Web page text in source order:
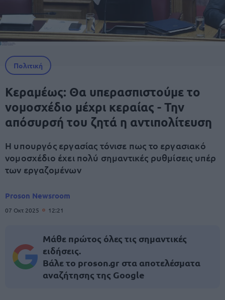
Πολιτική
Κεραμέως: Θα υπερασπιστούμε το
νομοσχέδιο μέχρι κεραίας - Την
απόσυρσή του ζητά η αντιπολίτευση
Η υπουργός εργασίας τόνισε πως το εργασιακό
νομοσχέδιο έχει πολύ σημαντικές ρυθμίσεις υπέρ
των εργαζομένων
Proson Newsroom
07 Οκτ 2025 12:21
Μάθε πρώτος όλες τις σημαντικές
ειδήσεις.
Βάλε το proson.gr στα αποτελέσματα
αναζήτησης της Google